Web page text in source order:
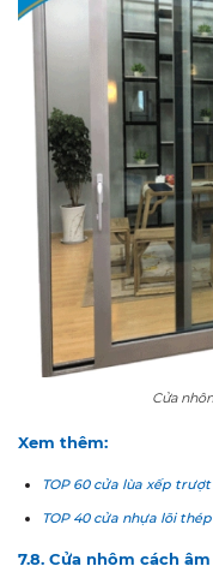
Cửa
Xem thêm:
TOP 60 cửa lùa xếp trượt
TOP 40 cửa nhựa lõi thép
7.8. Cửa nhôm cách